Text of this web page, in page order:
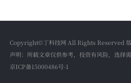
Copyright©丁科技网 All Rights Reserved 版
声明：所载文章仅供参考，投资有风险，选择需
京ICP备15000486号-1